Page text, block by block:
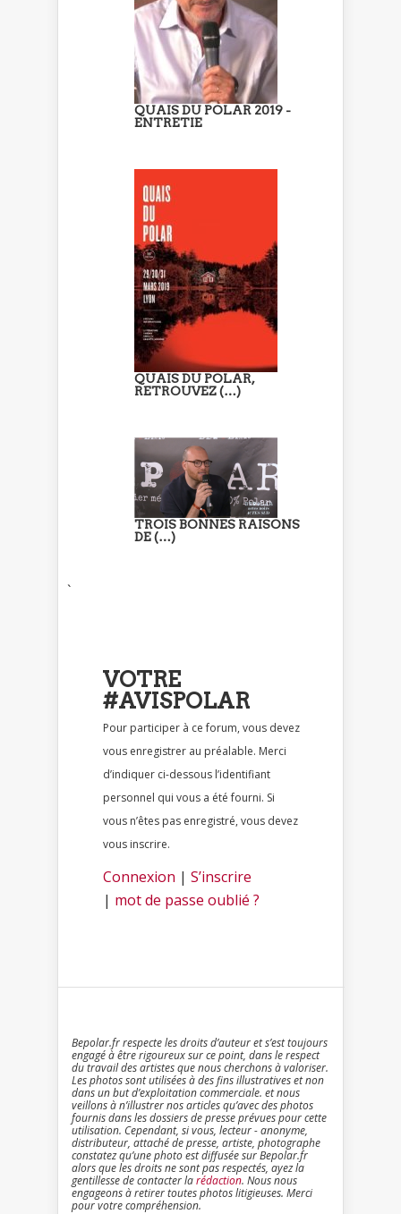
QUAIS DU POLAR 2019 -
ENTRETIE
QUAIS DU POLAR,
RETROUVEZ (…)
TROIS BONNES RAISONS
DE (…)
`
VOTRE
#AVISPOLAR
Pour participer à ce forum, vous devez
vous enregistrer au préalable. Merci
d’indiquer ci-dessous l’identifiant
personnel qui vous a été fourni. Si
vous n’êtes pas enregistré, vous devez
vous inscrire.
Connexion | S’inscrire
| mot de passe oublié ?
Bepolar.fr respecte les droits d’auteur et s’est toujours
engagé à être rigoureux sur ce point, dans le respect
du travail des artistes que nous cherchons à valoriser.
Les photos sont utilisées à des fins illustratives et non
dans un but d’exploitation commerciale. et nous
veillons à n’illustrer nos articles qu’avec des photos
fournis dans les dossiers de presse prévues pour cette
utilisation. Cependant, si vous, lecteur - anonyme,
distributeur, attaché de presse, artiste, photographe
constatez qu’une photo est diffusée sur Bepolar.fr
alors que les droits ne sont pas respectés, ayez la
gentillesse de contacter larédaction. Nous nous
engageons à retirer toutes photos litigieuses. Merci
pour votre compréhension.